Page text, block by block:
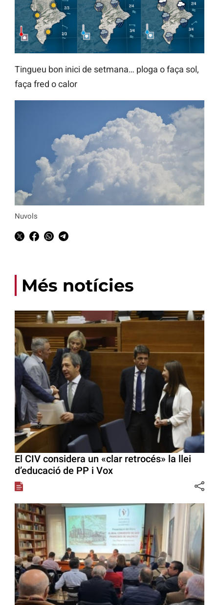
Tingueu bon inici de setmana… ploga o faça sol,
faça fred o calor
Nuvols
Més notícies
El CIV considera un «clar retrocés» la llei
d’educació de PP i Vox